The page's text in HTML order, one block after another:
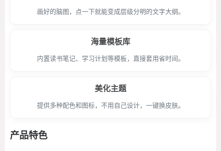
画好的脑图，点一下就能变成层级分明的文字大纲。
海量模板库
内置读书笔记、学习计划等模板，直接套用省时间。
美化主题
提供多种配色和图标，不用自己设计，一键换皮肤。
产品特色